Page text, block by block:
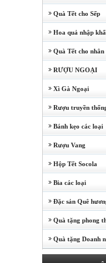
Quà Tết cho Sếp
Hoa quả nhập
Quà Tết cho nhân
RƯỢU NGOẠI
Xì Gà Ngoại
Rượu truyền
Bánh kẹo các loại
Rượu Vang
Hộp Tết Socola
Bia các loại
Đặc sản Quê
Quà tặng phong
Quà tặng Doanh